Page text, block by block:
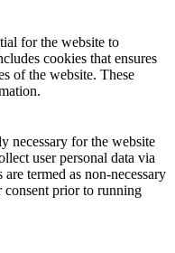
for the website to
cookies that ensures
of the website. These
necessary for the website
user personal data via
termed as non-necessary
consent prior to running